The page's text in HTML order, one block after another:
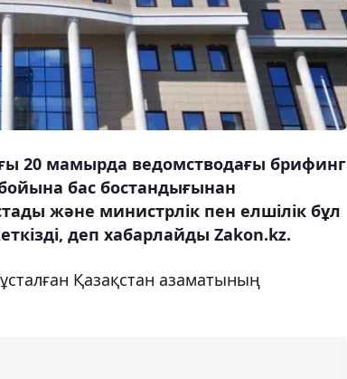
20 мамырда ведомстводағы брифинг
бас бостандығынан
және министрлік пен елшілік бұл
деп хабарлайды Zakon.kz.
Қазақстан азаматының